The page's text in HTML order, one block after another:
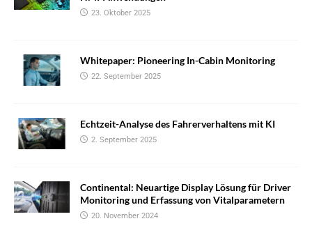
23. Oktober 2025
Whitepaper: Pioneering In-Cabin Monitoring
22. September 2025
Echtzeit-Analyse des Fahrerverhaltens mit KI
2. September 2025
Continental: Neuartige Display Lösung für Driver
Monitoring und Erfassung von Vitalparametern
20. November 2024